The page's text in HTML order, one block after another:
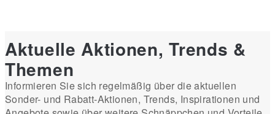
Aktuelle Aktionen, Trends &
Themen
Informieren Sie sich regelmäßig über die aktuellen
Sonder- und Rabatt-Aktionen, Trends, Inspirationen und